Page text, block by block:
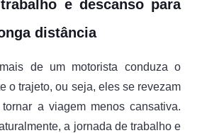
e descanso para
distância
de um motorista conduza o
o trajeto, ou seja, eles se revezam
a viagem menos cansativa.
a jornada de trabalho e